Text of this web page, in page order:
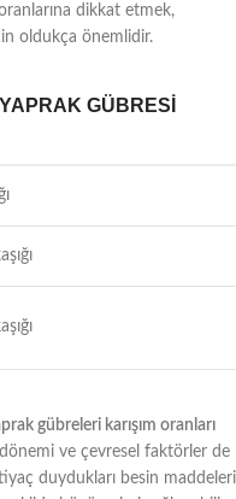
dikkat etmek,
oldukça önemlidir.
GÜBRESI
gübreleri karışım oranları
ve çevresel faktörler de
duydukları besin maddeleri